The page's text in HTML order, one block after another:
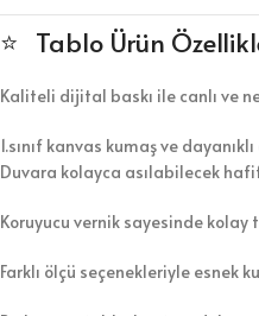
⭐ Tablo Ürün
Kaliteli dijital baskı ile canlı ve
1.sınıf kanvas kumaş ve
Duvara kolayca asılabilecek
Koruyucu vernik sayesinde kolay
Farklı ölçü seçenekleriyle esnek